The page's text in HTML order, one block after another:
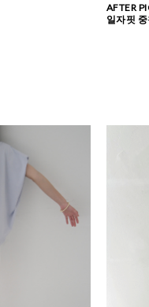
AFTER
일자핏 중